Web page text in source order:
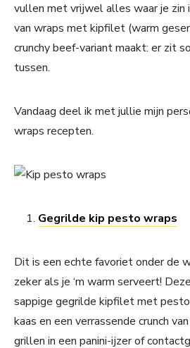
vullen met vrijwel alles waar je zin
van wraps met kipfilet (warm
crunchy beef-variant maakt: er zit
tussen.
Vandaag deel ik met jullie mijn
wraps recepten.
Gegrilde kip pesto wraps
Dit is een echte favoriet onder de
zeker als je ‘m warm serveert!
sappige gegrilde kipfilet met
kaas en een verrassende crunch
grillen in een panini-ijzer of